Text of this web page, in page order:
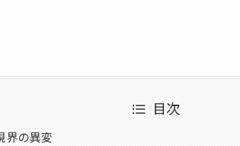
目次
界の異変